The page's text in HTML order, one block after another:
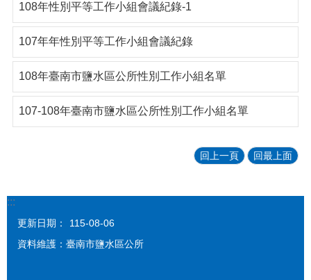
108年性別平等工作小組會議紀錄-1
107年年性別平等工作小組會議紀錄
108年臺南市鹽水區公所性別工作小組名單
107-108年臺南市鹽水區公所性別工作小組名單
回上一頁 回最上面
:::
更新日期：
115-08-06
資料維護：臺南市鹽水區公所